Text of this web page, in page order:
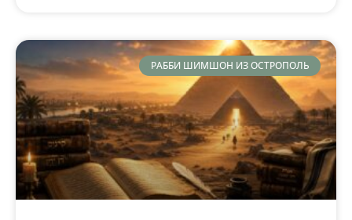
РАББИ ШИМШОН ИЗ ОСТРОПОЛЬ